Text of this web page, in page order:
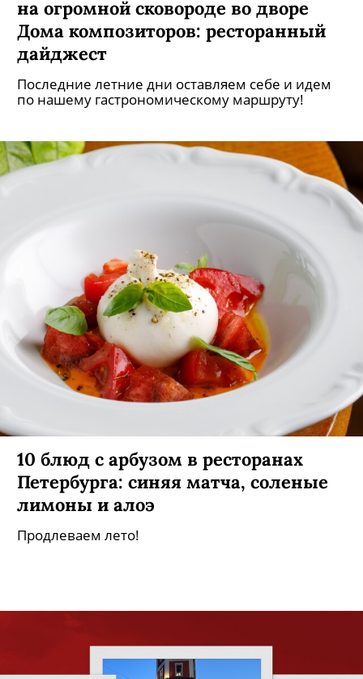
на огромной сковороде во дворе
Дома композиторов: ресторанный
дайджест
Последние летние дни оставляем себе и идем
по нашему гастрономическому маршруту!
10 блюд с арбузом в ресторанах
Петербурга: синяя матча, соленые
лимоны и алоэ
Продлеваем лето!